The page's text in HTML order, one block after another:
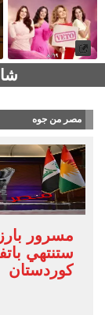
مصر من جوه
مسرور
ستنتهي
كوردستان